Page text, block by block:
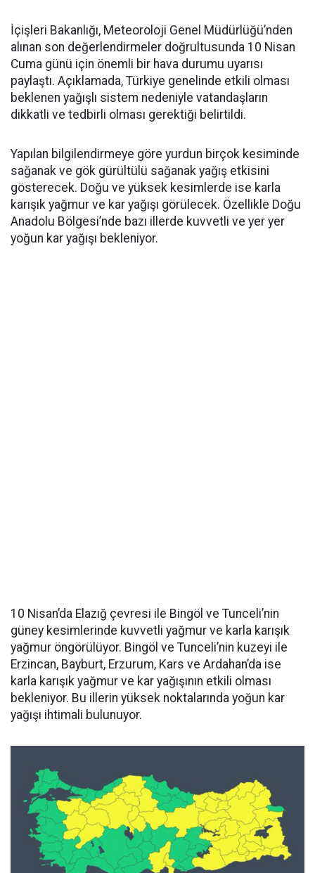
İçişleri Bakanlığı, Meteoroloji Genel Müdürlüğü’nden
alınan son değerlendirmeler doğrultusunda 10 Nisan
Cuma günü için önemli bir hava durumu uyarısı
paylaştı. Açıklamada, Türkiye genelinde etkili olması
beklenen yağışlı sistem nedeniyle vatandaşların
dikkatli ve tedbirli olması gerektiği belirtildi.
Yapılan bilgilendirmeye göre yurdun birçok kesiminde
sağanak ve gök gürültülü sağanak yağış etkisini
gösterecek. Doğu ve yüksek kesimlerde ise karla
karışık yağmur ve kar yağışı görülecek. Özellikle Doğu
Anadolu Bölgesi’nde bazı illerde kuvvetli ve yer yer
yoğun kar yağışı bekleniyor.
10 Nisan’da Elazığ çevresi ile Bingöl ve Tunceli’nin
güney kesimlerinde kuvvetli yağmur ve karla karışık
yağmur öngörülüyor. Bingöl ve Tunceli’nin kuzeyi ile
Erzincan, Bayburt, Erzurum, Kars ve Ardahan’da ise
karla karışık yağmur ve kar yağışının etkili olması
bekleniyor. Bu illerin yüksek noktalarında yoğun kar
yağışı ihtimali bulunuyor.